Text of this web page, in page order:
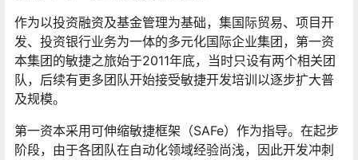
作为以投资融资及基金管理为基础，集国际贸易、项目开
发、投资银行业务为一体的多元化国际企业集团，第一资
本集团的敏捷之旅始于2011年底，当时只设有两个相关团
队，后续有更多团队开始接受敏捷开发培训以逐步扩大普
及规模。
第一资本采用可伸缩敏捷框架（SAFe）作为指导。在起步
阶段，由于各团队在自动化领域经验尚浅，因此开发冲刺